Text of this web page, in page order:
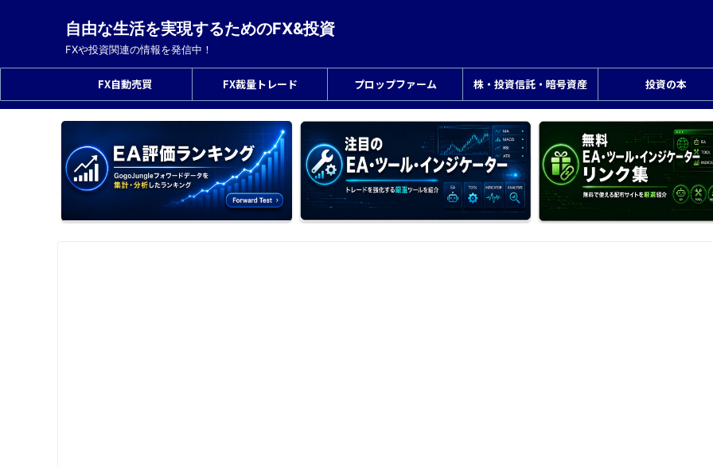
自由な生活を実現するためのFX&投資
FXや投資関連の情報を発信中！
FX自動売買 FX裁量トレード プロップファーム 株・投資信託・暗号資産 投資の本